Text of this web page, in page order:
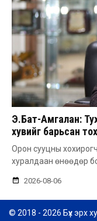
Э.Бат-Амгалан:
хувийг барьсан
авдаг болгоно
Орон сууцны
хуралдаан өнөөдөр
2026-08-06
© 2018 - 2026 Бүх эрх